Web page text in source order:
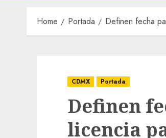
Home Portada Definen fecha
CDMX Portada
Definen
licencia